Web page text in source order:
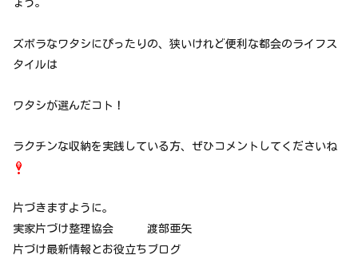
ょう。
ズボラなワタシにぴったりの、狭いけれど便利な都会のライフス
タイルは
ワタシが選んだコト！
ラクチンな収納を実践している方、ぜひコメントしてくださいね
片づきますように。
実家片づけ整理協会 渡部亜矢
片づけ最新情報とお役立ちブログ